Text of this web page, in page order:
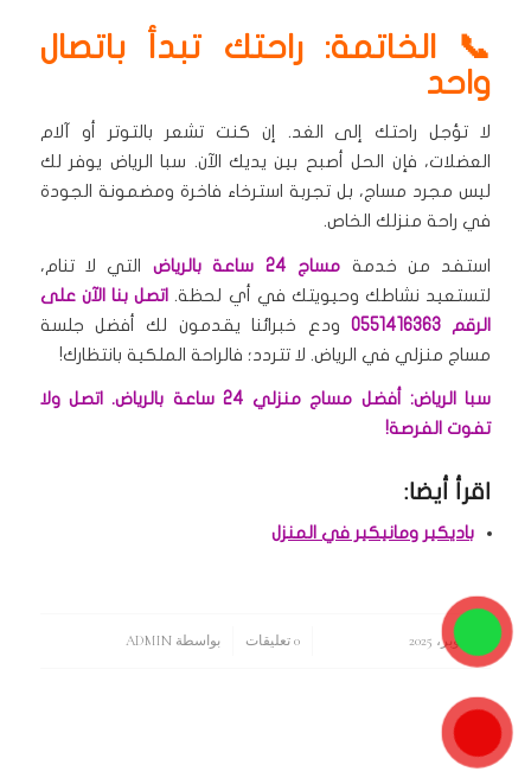
📞 الخاتمة: راحتك تبدأ باتصال
واحد
لا تؤجل راحتك إلى الغد. إن كنت تشعر بالتوتر أو آلام
العضلات، فإن الحل أصبح بين يديك الآن. سبا الرياض يوفر لك
ليس مجرد مساج، بل تجربة استرخاء فاخرة ومضمونة الجودة
في راحة منزلك الخاص.
استفد من خدمة مساج 24 ساعة بالرياض
التي لا تنام،
لتستعيد نشاطك وحيويتك في أي لحظة. اتصل بنا الآن على
الرقم 0551416363
ودع خبرائنا يقدمون لك أفضل جلسة
مساج منزلي في الرياض. لا تتردد؛ فالراحة الملكية بانتظارك!
سبا الرياض: أفضل مساج منزلي 24 ساعة بالرياض. اتصل ولا
تفوت الفرصة!
اقرأ أيضا:
باديكير ومانيكير في المنزل
0 تعليقات بواسطةADMIN